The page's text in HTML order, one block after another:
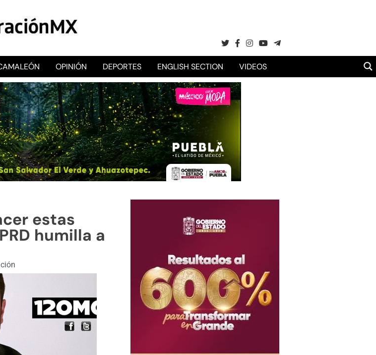
e independienteOPINIÓN DEPORTES ENGLISH SECTION VIDEOS
estas
humilla a